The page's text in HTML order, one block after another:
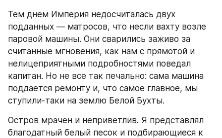
Тем днем Империя недосчиталась двух
подданных — матросов, что несли вахту возле
паровой машины. Они сварились заживо за
считанные мгновения, как нам с прямотой и
нелицеприятными подробностями поведал
капитан. Но не все так печально: сама машина
поддается ремонту и, что самое главное, мы
ступили-таки на землю Белой Бухты.
Остров мрачен и неприветлив. Я представлял
благодатный белый песок и подбирающиеся к